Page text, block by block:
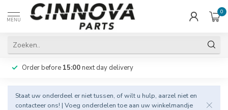
MENU
0
Order before 15:00next day delivery
Staat uw onderdeel er niet tussen, of wilt u hulp, aarzel niet en
contacteer ons! | Voeg onderdelen toe aan uw winkelmandje